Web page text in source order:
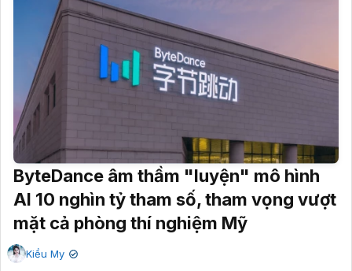
ByteDance âm thầm "luyện" mô hình
AI 10 nghìn tỷ tham số, tham vọng vượt
mặt cả phòng thí nghiệm Mỹ
Kiều My ✔